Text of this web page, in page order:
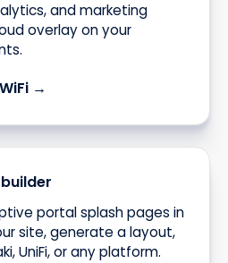
and marketing
overlay on your
→
portal splash pages in
site, generate a layout,
UniFi, or any platform.